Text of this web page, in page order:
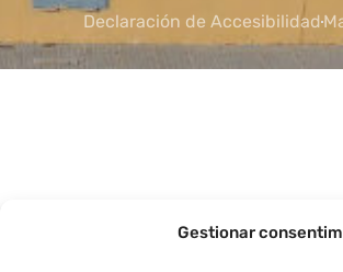
Gestionar
Declaración de Accesibilidad